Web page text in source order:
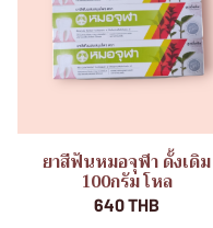
ยาสีฟันหมอจุฬา ดั้งเดิม
100กรัม โหล
640 THB